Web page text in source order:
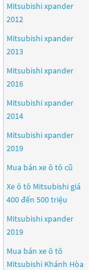
Mitsubishi xpander
2012
Mitsubishi xpander
2013
Mitsubishi xpander
2016
Mitsubishi xpander
2014
Mitsubishi xpander
2019
Mua bán xe ô tô cũ
Xe ô tô Mitsubishi giá
400 đến 500 triệu
Mitsubishi xpander
2019
Mua bán xe ô tô
Mitsubishi Khánh Hòa